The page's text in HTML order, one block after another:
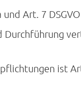
Art. 7 DSGVO
Durchführung
ist